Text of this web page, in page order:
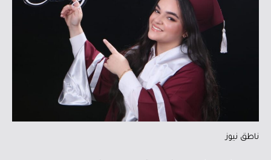
ناطق نيوز